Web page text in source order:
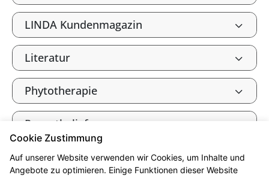
LINDA Kundenmagazin
Literatur
Phytotherapie
Rezeptbelieferung
Stomaversorgung
Cookie Zustimmung
Auf unserer Website verwenden wir Cookies, um Inhalte und
Angebote zu optimieren. Einige Funktionen dieser Website